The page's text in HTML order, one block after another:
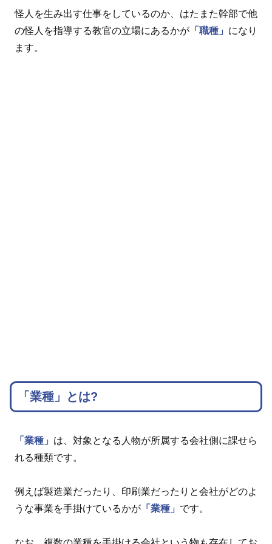
怪人を生み出す仕事をしているのか、はたまた幹部で他
の怪人を指導する教官の立場にあるかが 「職種」 になり
ます。
「業種」とは?
「業種」 は、対象となる人物が所属する会社側に課せら
れる種類です。
例えば製造業だったり、印刷業だったりと会社がどのよ
うな事業を手掛けているかが 「業種」 です。